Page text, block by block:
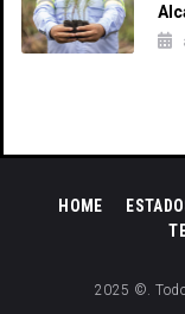
HOME
2025 ©.